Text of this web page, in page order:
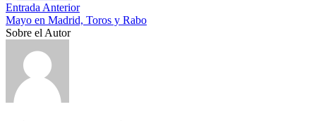
Entrada Anterior
Mayo en Madrid, Toros y Rabo
Sobre el Autor